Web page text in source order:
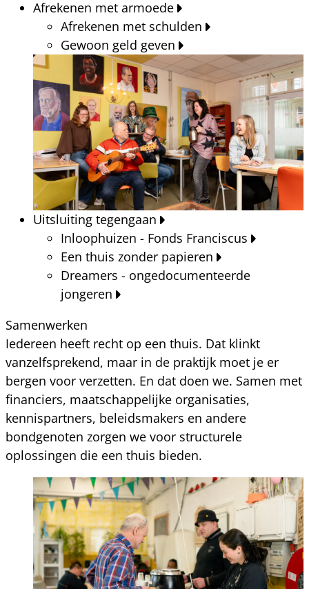
Afrekenen met armoede
Afrekenen met schulden
Gewoon geld geven
Uitsluiting tegengaan
Inloophuizen - Fonds Franciscus
Een thuis zonder papieren
Dreamers - ongedocumenteerde
jongeren
Samenwerken
Iedereen heeft recht op een thuis. Dat klinkt
vanzelfsprekend, maar in de praktijk moet je er
bergen voor verzetten. En dat doen we. Samen met
financiers, maatschappelijke organisaties,
kennispartners, beleidsmakers en andere
bondgenoten zorgen we voor structurele
oplossingen die een thuis bieden.